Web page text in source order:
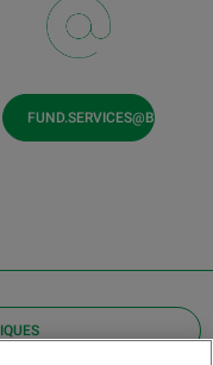
FUND.SERVICES@BCV.CH